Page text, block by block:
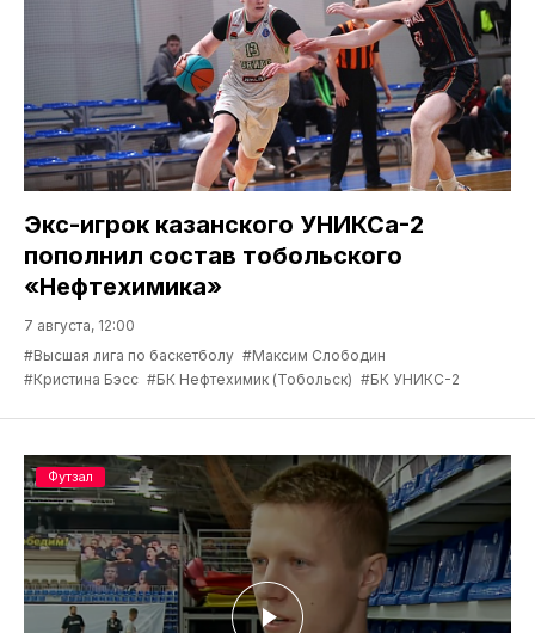
Экс-игрок казанского УНИКСа-2
пополнил состав тобольского
«Нефтехимика»
7 августа, 12:00
#Высшая лига по баскетболу #Максим Слободин
#Кристина Бэсс #БК Нефтехимик (Тобольск) #БК УНИКС-2
Футзал